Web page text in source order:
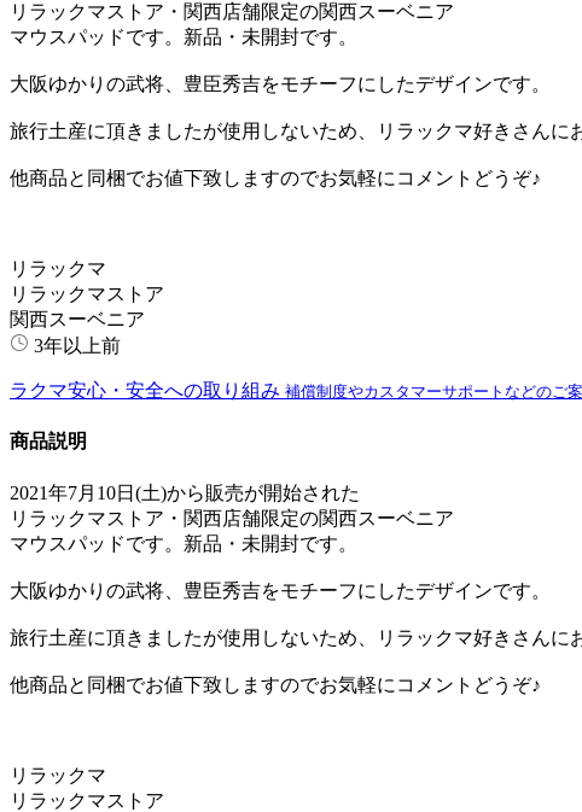
リラックマストア・関西店舗限定の関西スーベニア
マウスパッドです。新品・未開封です。
大阪ゆかりの武将、豊臣秀吉をモチーフにしたデザインです。
旅行土産に頂きましたが使用しないため、リラックマ好きさんに
他商品と同梱でお値下致しますのでお気軽にコメントどうぞ♪
リラックマ
リラックマストア
関西スーベニア
3年以上前
ラクマ安心・安全への取り組み 補償制度やカスタマーサポートなどのご
商品説明
2021年7月10日(土)から販売が開始された
リラックマストア・関西店舗限定の関西スーベニア
マウスパッドです。新品・未開封です。
大阪ゆかりの武将、豊臣秀吉をモチーフにしたデザインです。
旅行土産に頂きましたが使用しないため、リラックマ好きさんに
他商品と同梱でお値下致しますのでお気軽にコメントどうぞ♪
リラックマ
リラックマストア